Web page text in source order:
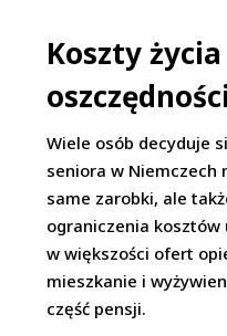
Koszty
oszczędności
Wiele osób decyduje
seniora w Niemczech
same zarobki, ale
ograniczenia
w większości ofert
mieszkanie i
część pensji.